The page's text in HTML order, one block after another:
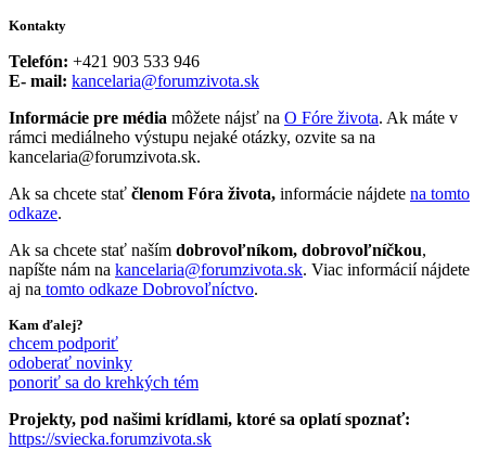
Kontakty
Telefón: +421 903 533 946
E- mail: kancelaria@forumzivota.sk
Informácie pre média môžete nájsť na O Fóre života. Ak máte v
rámci mediálneho výstupu nejaké otázky, ozvite sa na
kancelaria@forumzivota.sk.
Ak sa chcete stať členom Fóra života, informácie nájdete na tomto
odkaze.
Ak sa chcete stať naším dobrovoľníkom, dobrovoľníčkou,
napíšte nám na kancelaria@forumzivota.sk. Viac informácií nájdete
aj na tomto odkaze Dobrovoľníctvo.
Kam ďalej?
chcem podporiť
odoberať novinky
ponoriť sa do krehkých tém
Projekty, pod našimi krídlami, ktoré sa oplatí spoznať:
https://sviecka.forumzivota.sk